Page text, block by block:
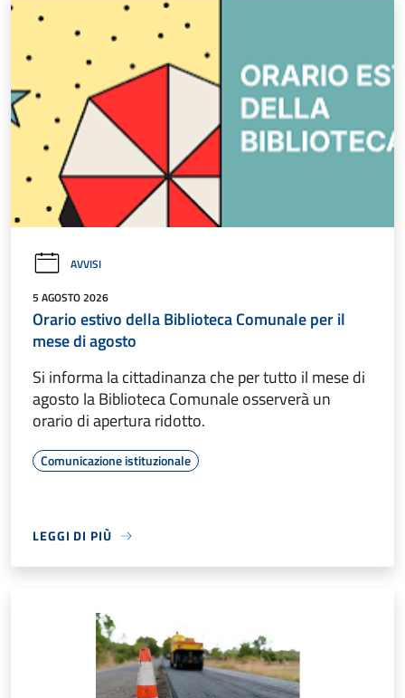
AVVISI
5 AGOSTO 2026
Orario estivo della Biblioteca Comunale per il
mese di agosto
Si informa la cittadinanza che per tutto il mese di
agosto la Biblioteca Comunale osserverà un
orario di apertura ridotto.
Comunicazione istituzionale
LEGGI DI PIÙ